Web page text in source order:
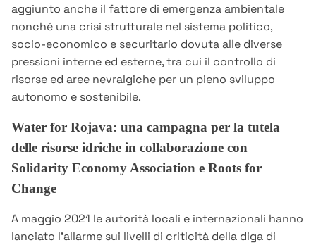
aggiunto anche il fattore di emergenza ambientale
nonché una crisi strutturale nel sistema politico,
socio-economico e securitario dovuta alle diverse
pressioni interne ed esterne, tra cui il controllo di
risorse ed aree nevralgiche per un pieno sviluppo
autonomo e sostenibile.
Water for Rojava: una campagna per la tutela
delle risorse idriche in collaborazione con
Solidarity Economy Association e Roots for
Change
A maggio 2021 le autorità locali e internazionali hanno
lanciato l’allarme sui livelli di criticità della diga di